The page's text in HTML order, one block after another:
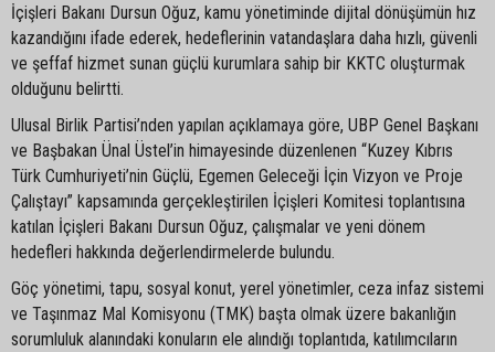
İçişleri Bakanı Dursun Oğuz, kamu yönetiminde dijital dönüşümün hız
kazandığını ifade ederek, hedeflerinin vatandaşlara daha hızlı, güvenli
ve şeffaf hizmet sunan güçlü kurumlara sahip bir KKTC oluşturmak
olduğunu belirtti.
Ulusal Birlik Partisi’nden yapılan açıklamaya göre, UBP Genel Başkanı
ve Başbakan Ünal Üstel’in himayesinde düzenlenen “Kuzey Kıbrıs
Türk Cumhuriyeti’nin Güçlü, Egemen Geleceği İçin Vizyon ve Proje
Çalıştayı” kapsamında gerçekleştirilen İçişleri Komitesi toplantısına
katılan İçişleri Bakanı Dursun Oğuz, çalışmalar ve yeni dönem
hedefleri hakkında değerlendirmelerde bulundu.
Göç yönetimi, tapu, sosyal konut, yerel yönetimler, ceza infaz sistemi
ve Taşınmaz Mal Komisyonu (TMK) başta olmak üzere bakanlığın
sorumluluk alanındaki konuların ele alındığı toplantıda, katılımcıların